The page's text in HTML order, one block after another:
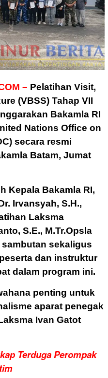
– Pelatihan Visit,
(VBSS) Tahap VII
Bakamla RI
Nations Office on
secara resmi
Batam, Jumat
Kepala Bakamla RI,
Irvansyah, S.H.,
Laksma
S.E., M.Tr.Opsla
sekaligus
dan instruktur
dalam program ini.
penting untuk
aparat penegak
Ivan Gatot
Terduga Perompak